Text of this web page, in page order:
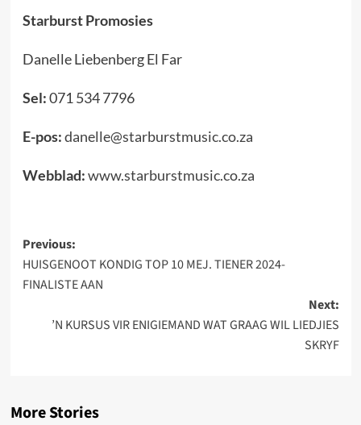
Starburst Promosies
Danelle Liebenberg El Far
Sel:071 534 7796
E-pos:danelle@starburstmusic.co.za
Webblad:www.starburstmusic.co.za
Post
navigation
Previous:
HUISGENOOT KONDIG TOP 10 MEJ. TIENER 2024-
FINALISTE AAN
Next:
’N KURSUS VIR ENIGIEMAND WAT GRAAG WIL LIEDJIES
SKRYF
More Stories